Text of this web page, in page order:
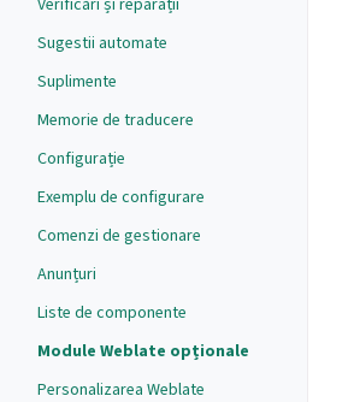
Sugestii automate
Suplimente
Memorie de traducere
Configurație
Exemplu de configurare
Comenzi de gestionare
Anunțuri
Liste de componente
Module Weblate opționale
Personalizarea Weblate